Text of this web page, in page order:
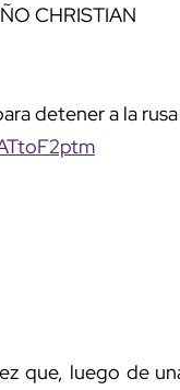
CHRISTIAN
detener a la
que, luego de